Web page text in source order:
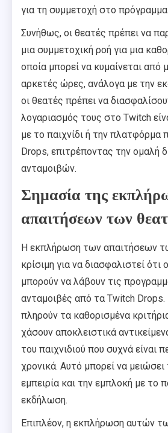
για τη συμμετοχή στο
Συνήθως, οι θεατές πρέπει να
μια συμμετοχική ροή για μια
οποία μπορεί να κυμαίνεται από
αρκετές ώρες, ανάλογα με την
οι θεατές πρέπει να
λογαριασμός τους στο Twitch
με το παιχνίδι ή την πλατφόρμα
Drops, επιτρέποντας την ομαλή
ανταμοιβών.
Σημασία της
απαιτήσεων των
Η εκπλήρωση των απαιτήσεων
κρίσιμη για να διασφαλιστεί ότι
μπορούν να λάβουν τις
ανταμοιβές από τα Twitch Drops.
πληρούν τα καθορισμένα
χάσουν αποκλειστικά
του παιχνιδιού που συχνά είναι
χρονικά. Αυτό μπορεί να μειώσει
εμπειρία και την εμπλοκή με το
εκδήλωση.
Επιπλέον, η εκπλήρωση αυτών